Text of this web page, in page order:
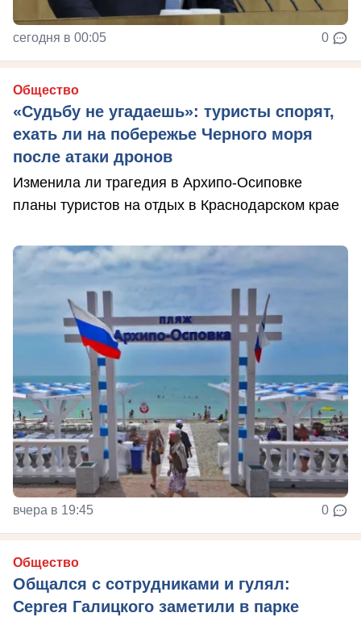
сегодня в 00:05 0
Общество
«Судьбу не угадаешь»: туристы спорят,
ехать ли на побережье Черного моря
после атаки дронов
Изменила ли трагедия в Архипо-Осиповке
планы туристов на отдых в Краснодарском крае
вчера в 19:45 0
Общество
Общался с сотрудниками и гулял:
Сергея Галицкого заметили в парке